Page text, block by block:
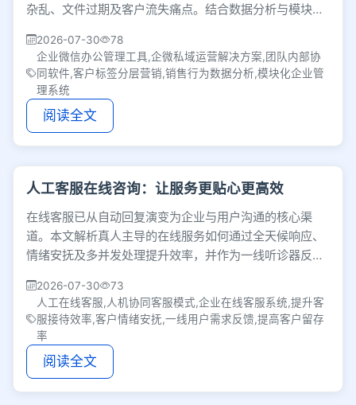
杂乱、文件过期及客户流失痛点。结合数据分析与模块化
2026-07-30
78
企业微信办公管理工具,企微私域运营解决方案,团队内部协
同软件,客户标签分层营销,销售行为数据分析,模块化企业管
理系统
阅读全文
人工客服在线咨询：让服务更贴心更高效
在线客服已从自动回复演变为企业与用户沟通的核心渠
道。本文解析真人主导的在线服务如何通过全天候响应、
情绪安抚及多并发处理提升效率，并作为一线听诊器反哺
2026-07-30
73
人工在线客服,人机协同客服模式,企业在线客服系统,提升客
服接待效率,客户情绪安抚,一线用户需求反馈,提高客户留存
率
阅读全文